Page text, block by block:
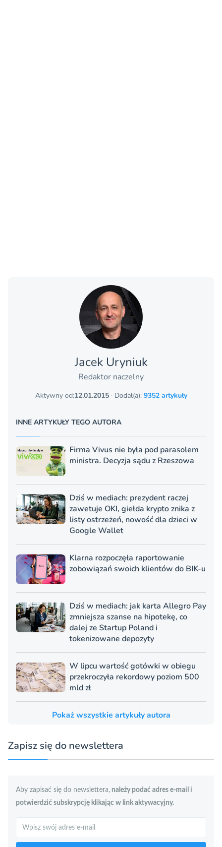
Jacek Uryniuk
Redaktor naczelny
Aktywny od:12.01.2015· Dodał(a): 9352 artykuły
INNE ARTYKUŁY TEGO AUTORA
Firma Vivus nie była pod parasolem
ministra. Decyzja sądu z Rzeszowa
Dziś w mediach: prezydent raczej
zawetuje OKI, giełda krypto znika z
listy ostrzeżeń, nowość dla dzieci w
Google Wallet
Klarna rozpoczęła raportowanie
zobowiązań swoich klientów do BIK-u
Dziś w mediach: jak karta Allegro Pay
zmniejsza szanse na hipotekę, co
dalej ze Startup Poland i
tokenizowane depozyty
W lipcu wartość gotówki w obiegu
przekroczyła rekordowy poziom 500
mld zł
Pokaż wszystkie artykuły autora
Zapisz się do newslettera
Aby zapisać się do newslettera, należy podać adres e-mail i
potwierdzić subskrypcję klikając w link aktywacyjny.